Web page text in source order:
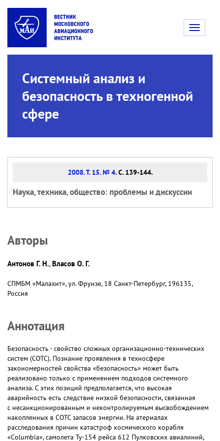
Toggle
Системный анализ и
безопасность в техногенной
сфере
2008. Т. 15. № 4. С. 139-144.
Наука, техника, общество: проблемы и дискуссии
Авторы
Антонов Г. Н.,Власов О. Г.
СПМБМ «Малахит», ул. Фрунзе, 18 Санкт-Петербург, 196135,
Россия
Аннотация
Безопасность - свойство сложных организационно-технических
систем (СОТС). Познание проявления в техносфере
закономерностей свойства «безопасность» может быть
реализовано только с применением подходов системного
анализа. С этих позиций предполагается, что высокая
аварийность есть следствие низкой безопасности, связанная
с несанкционированным и неконтролируемым высвобождением
накопленных в СОТС запасов энергии. На атериалах
расследования причин катастроф космического корабля
«Columbia», самолета Ту-154 рейса 612 Пулковских авиалиний,